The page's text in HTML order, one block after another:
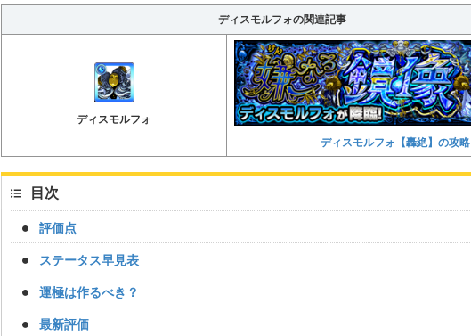
ディスモルフォの関連記事
ディスモルフォ
ディスモルフォ【轟絶】の攻略
目次
評価点
ステータス早見表
運極は作るべき？
最新評価